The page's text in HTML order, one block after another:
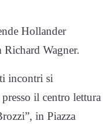
Hollander
Wagner.
incontri si
il centro lettura
in Piazza